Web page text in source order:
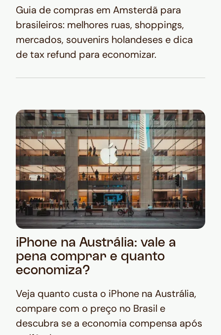
Guia de compras em Amsterdã para
brasileiros: melhores ruas, shoppings,
mercados, souvenirs holandeses e dica
de tax refund para economizar.
iPhone na Austrália: vale a
pena comprar e quanto
economiza?
Veja quanto custa o iPhone na Austrália,
compare com o preço no Brasil e
descubra se a economia compensa após